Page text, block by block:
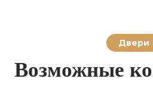
Двери
Возможные